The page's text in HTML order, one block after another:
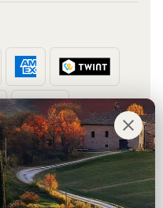
Facture